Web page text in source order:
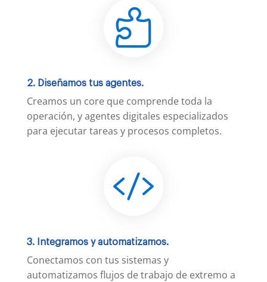

2. Diseñamos tus agentes.
Creamos un core que comprende toda la
operación, y agentes digitales especializados
para ejecutar tareas y procesos completos.

3. Integramos y automatizamos.
Conectamos con tus sistemas y
automatizamos flujos de trabajo de extremo a